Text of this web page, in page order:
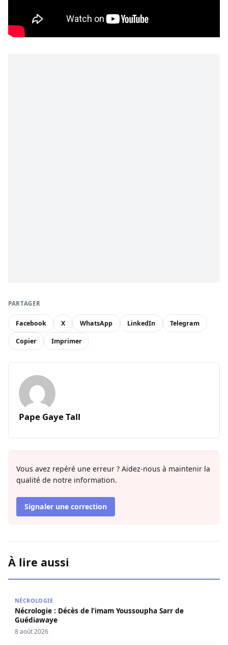
PARTAGER
Facebook X WhatsApp LinkedIn Telegram
Copier Imprimer
Pape Gaye Tall
Vous avez repéré une erreur ? Aidez-nous à maintenir la
qualité de notre information.
Signaler une correction
À lire aussi
NÉCROLOGIE
Nécrologie : Décès de l’imam Youssoupha Sarr de
Guédiawaye
8 août 2026